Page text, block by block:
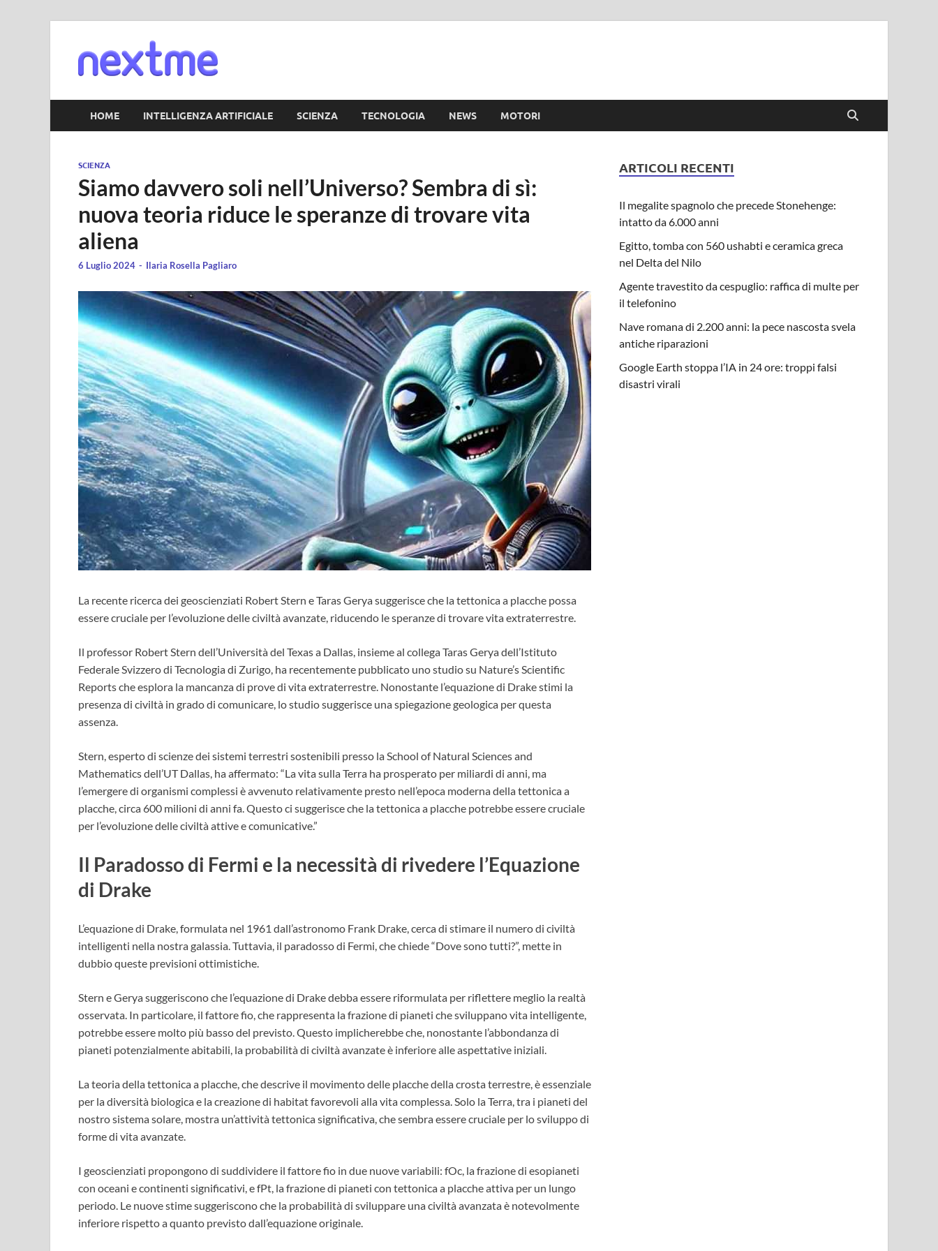
HOME INTELLIGENZA ARTIFICIALE SCIENZA TECNOLOGIA NEWS MOTORI
SCIENZA
Siamo davvero soli nell’Universo? Sembra di sì:
nuova teoria riduce le speranze di trovare vita
aliena
6 Luglio 2024 - Ilaria Rosella Pagliaro
La recente ricerca dei geoscienziati Robert Stern e Taras Gerya suggerisce che la tettonica a placche possa
essere cruciale per l’evoluzione delle civiltà avanzate, riducendo le speranze di trovare vita extraterrestre.
Il professor Robert Stern dell’Università del Texas a Dallas, insieme al collega Taras Gerya dell’Istituto
Federale Svizzero di Tecnologia di Zurigo, ha recentemente pubblicato uno studio su Nature’s Scientific
Reports che esplora la mancanza di prove di vita extraterrestre. Nonostante l’equazione di Drake stimi la
presenza di civiltà in grado di comunicare, lo studio suggerisce una spiegazione geologica per questa
assenza.
Stern, esperto di scienze dei sistemi terrestri sostenibili presso la School of Natural Sciences and
Mathematics dell’UT Dallas, ha affermato: “La vita sulla Terra ha prosperato per miliardi di anni, ma
l’emergere di organismi complessi è avvenuto relativamente presto nell’epoca moderna della tettonica a
placche, circa 600 milioni di anni fa. Questo ci suggerisce che la tettonica a placche potrebbe essere cruciale
per l’evoluzione delle civiltà attive e comunicative.”
Il Paradosso di Fermi e la necessità di rivedere l’Equazione
di Drake
L’equazione di Drake, formulata nel 1961 dall’astronomo Frank Drake, cerca di stimare il numero di civiltà
intelligenti nella nostra galassia. Tuttavia, il paradosso di Fermi, che chiede “Dove sono tutti?”, mette in
dubbio queste previsioni ottimistiche.
Stern e Gerya suggeriscono che l’equazione di Drake debba essere riformulata per riflettere meglio la realtà
osservata. In particolare, il fattore fio, che rappresenta la frazione di pianeti che sviluppano vita intelligente,
potrebbe essere molto più basso del previsto. Questo implicherebbe che, nonostante l’abbondanza di
pianeti potenzialmente abitabili, la probabilità di civiltà avanzate è inferiore alle aspettative iniziali.
La teoria della tettonica a placche, che descrive il movimento delle placche della crosta terrestre, è essenziale
per la diversità biologica e la creazione di habitat favorevoli alla vita complessa. Solo la Terra, tra i pianeti del
nostro sistema solare, mostra un’attività tettonica significativa, che sembra essere cruciale per lo sviluppo di
forme di vita avanzate.
I geoscienziati propongono di suddividere il fattore fio in due nuove variabili: fOc, la frazione di esopianeti
con oceani e continenti significativi, e fPt, la frazione di pianeti con tettonica a placche attiva per un lungo
periodo. Le nuove stime suggeriscono che la probabilità di sviluppare una civiltà avanzata è notevolmente
inferiore rispetto a quanto previsto dall’equazione originale.
ARTICOLI RECENTI
Il megalite spagnolo che precede Stonehenge:
intatto da 6.000 anni
Egitto, tomba con 560 ushabti e ceramica greca
nel Delta del Nilo
Agente travestito da cespuglio: raffica di multe per
il telefonino
Nave romana di 2.200 anni: la pece nascosta svela
antiche riparazioni
Google Earth stoppa l’IA in 24 ore: troppi falsi
disastri virali